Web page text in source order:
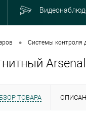
• Системы контроля
ТОВАРА